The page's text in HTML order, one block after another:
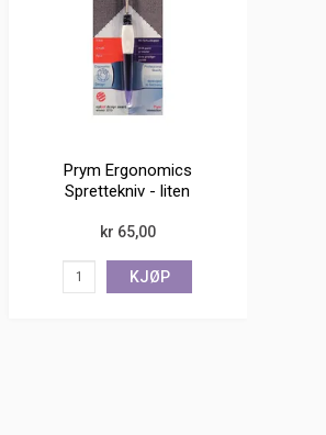
Prym Ergonomics
Sprettekniv - liten
kr 65,00
KJØP